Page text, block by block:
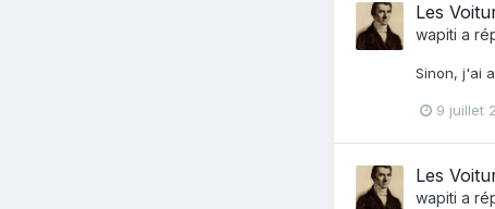
Les
wapiti a
Sinon, j'ai
9 juillet
Les
wapiti a